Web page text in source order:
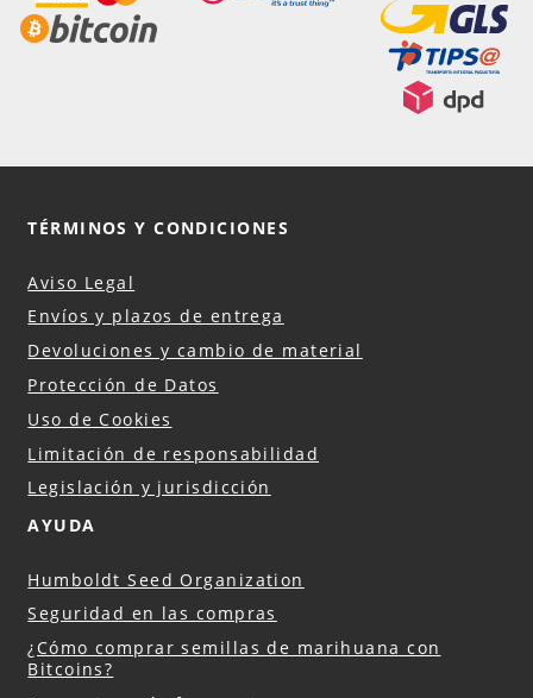
TÉRMINOS Y CONDICIONES
Aviso Legal
Envíos y plazos de entrega
Devoluciones y cambio de material
Protección de Datos
Uso de Cookies
Limitación de responsabilidad
Legislación y jurisdicción
AYUDA
Humboldt Seed Organization
Seguridad en las compras
¿Cómo comprar semillas de marihuana con
Bitcoins?